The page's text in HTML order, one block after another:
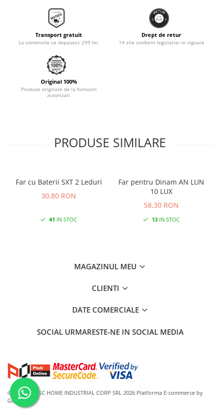
Transport gratuit
La comenzile ce depasesc 299 lei.
Drept de retur
14 zile conform legislatiei in vigoare
Original 100%
Produse originale de la furnizori
autorizati
PRODUSE SIMILARE
Far cu Baterii SXT 2 Leduri
30,80 RON
41 IN STOC
Far pentru Dinam AN LUN
10 LUX
58,30 RON
13 IN STOC
MAGAZINUL MEU
CLIENTI
DATE COMERCIALE
SOCIAL URMARESTE-NE IN SOCIAL MEDIA
©Copyright SC HOME INDUSTRIAL CORP SRL 2026 Platforma E-commerce by
Gomag